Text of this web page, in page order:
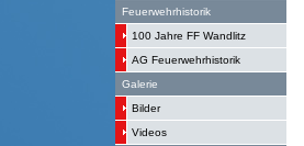
Feuerwehrhistorik
100 Jahre FF Wandlitz
AG Feuerwehrhistorik
Galerie
Bilder
Videos